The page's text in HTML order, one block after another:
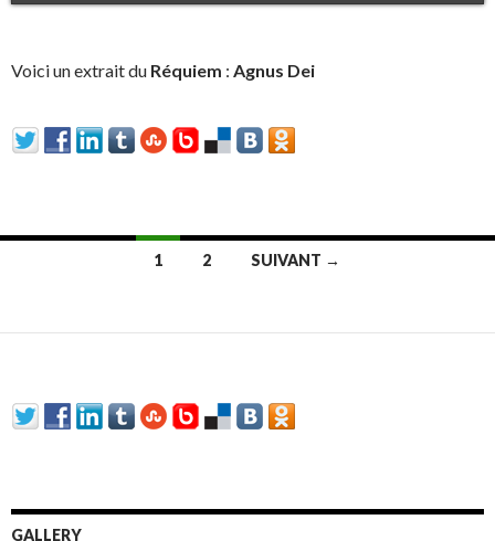
Voici un extrait du Réquiem : Agnus Dei
1 2 SUIVANT →
GALLERY